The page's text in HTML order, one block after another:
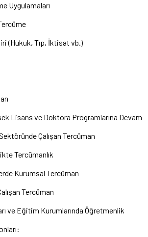
Uygulamaları
(Hukuk, Tıp, İktisat vb.)
Lisans ve Doktora Programlarına Devam
Çalışan Tercüman
Tercümanlık
Kurumsal Tercüman
Tercüman
ve Eğitim Kurumlarında Öğretmenlik